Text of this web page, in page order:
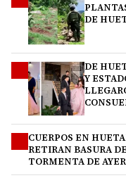
DE
DE
Y
CUERPOS EN
RETIRAN BASURA
TORMENTA DE AYER